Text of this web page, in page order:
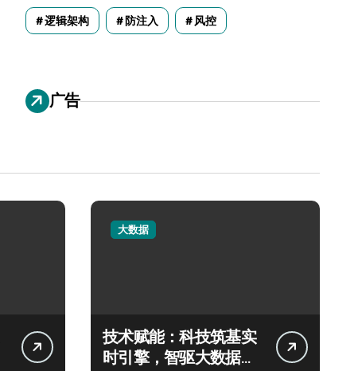
逻辑架构 防注入 风控
广告
大数据
技术赋能：科技筑基实
时引擎，智驱大数据秒